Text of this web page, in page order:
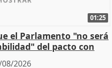
01:25
el Parlamento "no será
del pacto con
2026